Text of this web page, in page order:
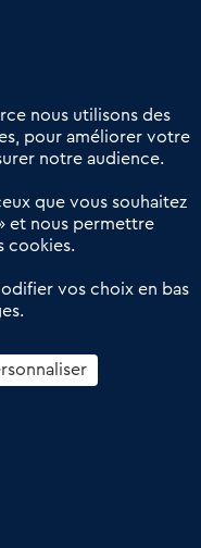
aux transactions
du commerce de
nous utilisons des
pour améliorer votre
notre audience.
que vous souhaitez
et nous permettre
cookies.
vos choix en bas